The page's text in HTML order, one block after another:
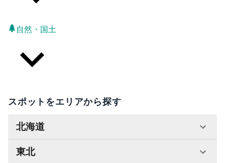
自然・国土
スポットをエリアから探す
北海道
東北